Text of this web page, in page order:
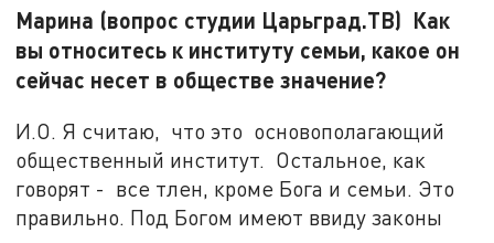
Марина (вопрос студии Царьград.ТВ) Как
вы относитесь к институту семьи, какое он
сейчас несет в обществе значение?
И.О. Я считаю, что это основополагающий
общественный институт. Остальное, как
говорят - все тлен, кроме Бога и семьи. Это
правильно. Под Богом имеют ввиду законы